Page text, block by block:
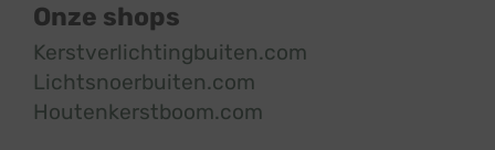
Onze shops
Kerstverlichtingbuiten.com
Lichtsnoerbuiten.com
Houtenkerstboom.com